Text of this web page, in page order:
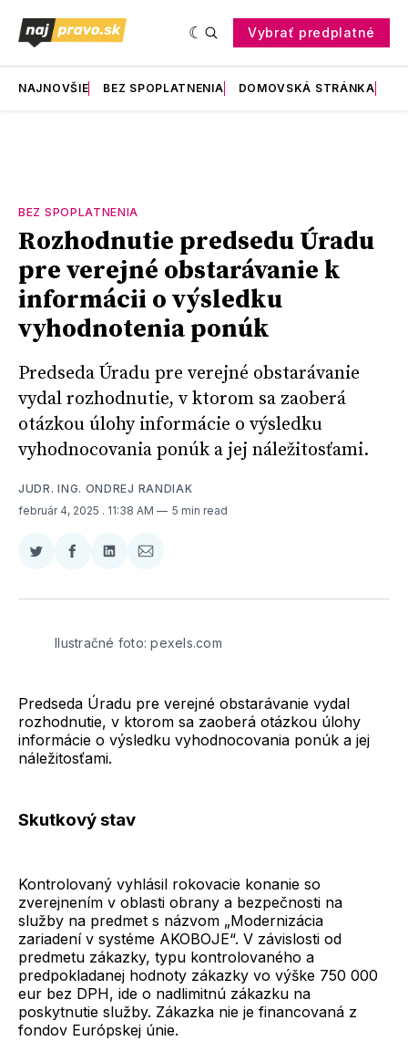
Vybrať predplatné
NAJNOVŠIE BEZ SPOPLATNENIA DOMOVSKÁ STRÁNKA
BEZ SPOPLATNENIA
Rozhodnutie predsedu Úradu
pre verejné obstarávanie k
informácii o výsledku
vyhodnotenia ponúk
Predseda Úradu pre verejné obstarávanie
vydal rozhodnutie, v ktorom sa zaoberá
otázkou úlohy informácie o výsledku
vyhodnocovania ponúk a jej náležitosťami.
JUDR. ING. ONDREJ RANDIAK
február 4, 2025 . 11:38 AM 5 min read
Zdieľať
Twitter
Zdieľať
Facebooku
Zdieľať
LinkedIne
Zdieľať
E-
Ilustračné foto: pexels.com
Predseda Úradu pre verejné obstarávanie vydal
rozhodnutie, v ktorom sa zaoberá otázkou úlohy
informácie o výsledku vyhodnocovania ponúk a jej
náležitosťami.
Skutkový stav
Kontrolovaný vyhlásil rokovacie konanie so
zverejnením v oblasti obrany a bezpečnosti na
služby na predmet s názvom „Modernizácia
zariadení v systéme AKOBOJE“. V závislosti od
predmetu zákazky, typu kontrolovaného a
predpokladanej hodnoty zákazky vo výške 750 000
eur bez DPH, ide o nadlimitnú zákazku na
poskytnutie služby. Zákazka nie je financovaná z
fondov Európskej únie.